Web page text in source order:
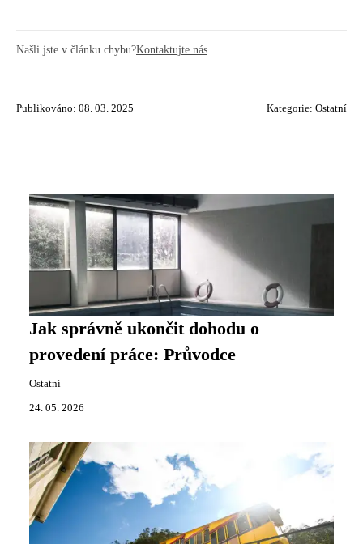
Našli jste v článku chybu?Kontaktujte nás
Publikováno: 08. 03. 2025 Kategorie: Ostatní
Jak správně ukončit dohodu o
provedení práce: Průvodce
Ostatní
24. 05. 2026